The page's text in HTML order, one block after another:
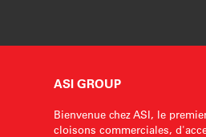
ASI GROUP
Bienvenue chez ASI, le
cloisons commerciales,